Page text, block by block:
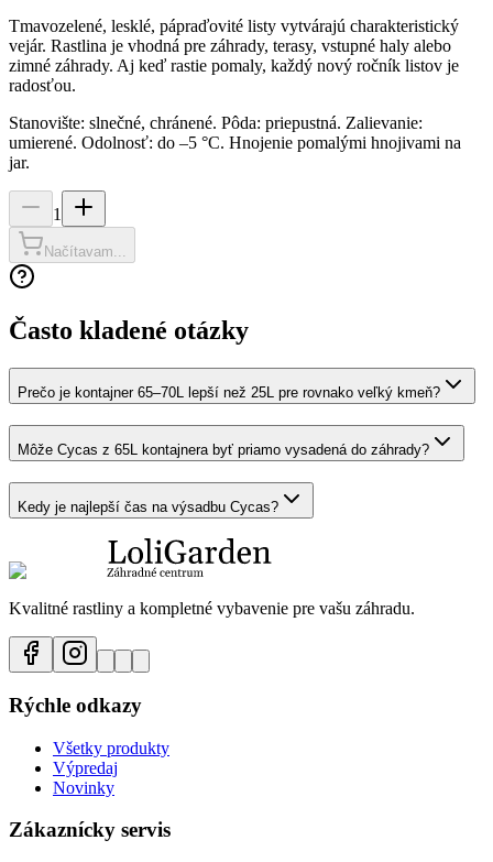
Tmavozelené, lesklé, pápraďovité listy vytvárajú charakteristický
vejár. Rastlina je vhodná pre záhrady, terasy, vstupné haly alebo
zimné záhrady. Aj keď rastie pomaly, každý nový ročník listov je
radosťou.
Stanovište: slnečné, chránené. Pôda: priepustná. Zalievanie:
umierené. Odolnosť: do –5 °C. Hnojenie pomalými hnojivami na
jar.
1
Načítavam...
Často kladené otázky
Prečo je kontajner 65–70L lepší než 25L pre rovnako veľký kmeň?
Môže Cycas z 65L kontajnera byť priamo vysadená do záhrady?
Kedy je najlepší čas na výsadbu Cycas?
Kvalitné rastliny a kompletné vybavenie pre vašu záhradu.
Rýchle odkazy
Všetky produkty
Výpredaj
Novinky
Zákaznícky servis